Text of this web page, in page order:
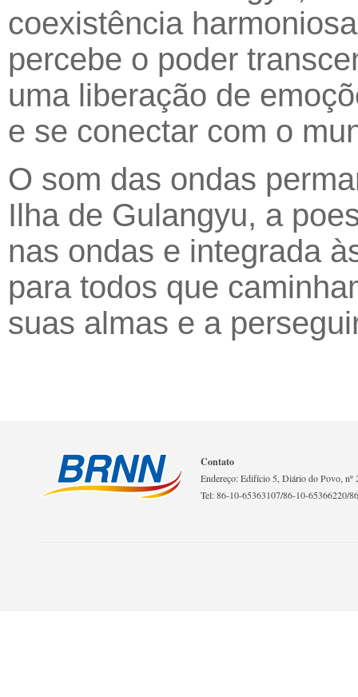
coexistência
percebe o poder
uma liberação de
e se conectar com o
O som das ondas
Ilha de Gulangyu, a
nas ondas e integrada
para todos que
suas almas e a
Contato
Endereço: Edifício 5, Diário do Povo,
Tel: 86-10-65363107/86-10-65366220/